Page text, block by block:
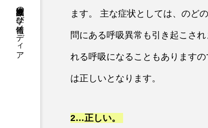
医療介護福祉の学び情報メディア ます。 主な症状としては、のど
問にある呼吸異常も引き起こさ
れる呼吸になることもあります
は正しいとなります。
2…正しい。